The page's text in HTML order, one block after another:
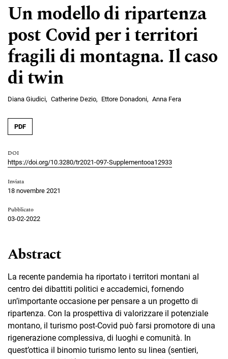
Un modello di ripartenza
post Covid per i territori
fragili di montagna. Il caso
di twin
Diana Giudici Catherine Dezio Ettore Donadoni Anna Fera
PDF
DOI
https://doi.org/10.3280/tr2021-097-Supplementooa12933
Inviata
18 novembre 2021
Pubblicato
03-02-2022
Abstract
La recente pandemia ha riportato i territori montani al
centro dei dibattiti politici e accademici, fornendo
un’importante occasione per pensare a un progetto di
ripartenza. Con la prospettiva di valorizzare il potenziale
montano, il turismo post-Covid può farsi promotore di una
rigenerazione complessiva, di luoghi e comunità. In
quest’ottica il binomio turismo lento su linea (sentieri,